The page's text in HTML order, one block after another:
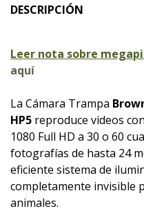
DESCRIPCIÓN
Leer nota sobre
aquí
La Cámara Trampa
HP5 reproduce videos
1080 Full HD a 30 o 60
fotografías de hasta 24
eficiente sistema de
completamente invisible
animales.